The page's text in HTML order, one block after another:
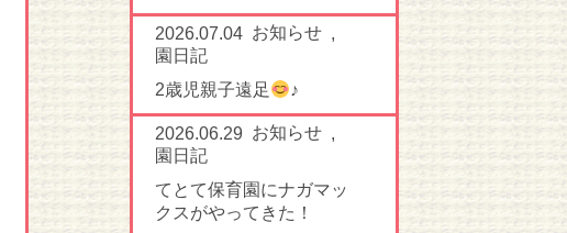
2026.07.04 お知らせ ,
園日記
2歳児親子遠足
♪
2026.06.29 お知らせ ,
園日記
てとて保育園にナガマッ
クスがやってきた！